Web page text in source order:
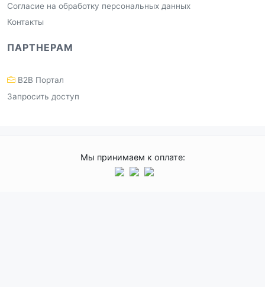
Согласие на обработку персональных данных
Контакты
ПАРТНЕРАМ
B2B Портал
Запросить доступ
Мы принимаем к оплате: